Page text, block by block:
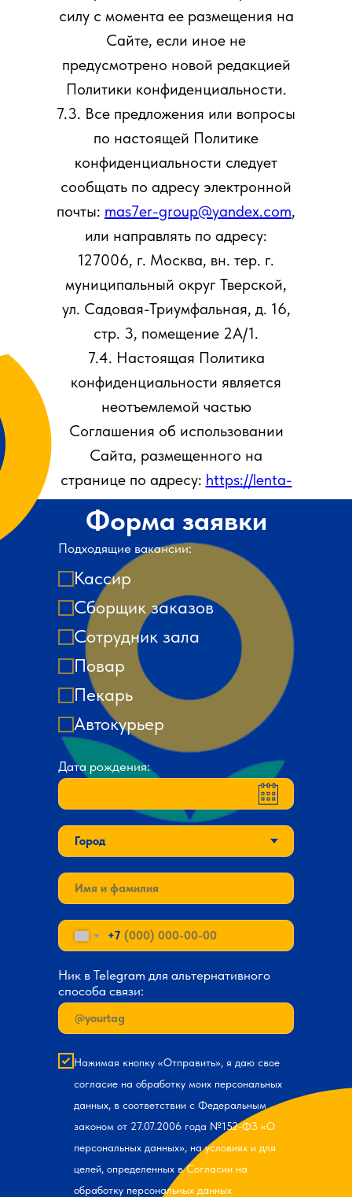
силу с момента ее размещения на
Сайте, если иное не
предусмотрено новой редакцией
Политики конфиденциальности.
7.3. Все предложения или вопросы
по настоящей Политике
конфиденциальности следует
сообщать по адресу электронной
почты: mas7er-group@yandex.com,
или направлять по адресу:
127006, г. Москва, вн. тер. г.
муниципальный округ Тверской,
ул. Садовая-Триумфальная, д. 16,
стр. 3, помещение 2А/1.
7.4. Настоящая Политика
конфиденциальности является
неотъемлемой частью
Соглашения об использовании
Сайта, размещенного на
странице по адресу: https://lenta-
vacancy.ru.
Подходящие вакансии:
Кассир
Сборщик заказов
Сотрудник зала
Повар
Пекарь
Автокурьер
Дата рождения:
+7
Ник в Telegram для альтернативного
способа связи:
Нажимая кнопку «Отправить», я даю свое
согласие на обработку моих персональных
данных, в соответствии с Федеральным
законом от 27.07.2006 года №152-ФЗ «О
персональных данных», на условиях и для
целей, определенных в Согласии на
обработку персональных данных
Форма заявки